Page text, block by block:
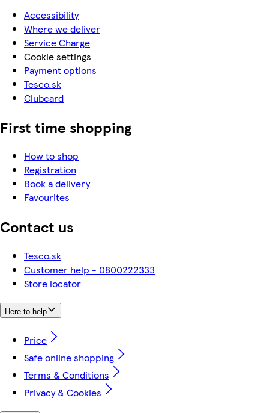
Accessibility
Where we deliver
Service Charge
Cookie settings
Payment options
Tesco.sk
Clubcard
First time shopping
How to shop
Registration
Book a delivery
Favourites
Contact us
Tesco.sk
Customer help - 0800222333
Store locator
Here to help
Price
Safe online shopping
Terms & Conditions
Privacy & Cookies